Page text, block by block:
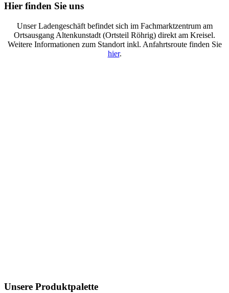
Hier finden Sie uns
Unser Ladengeschäft befindet sich im Fachmarktzentrum am
Ortsausgang Altenkunstadt (Ortsteil Röhrig) direkt am Kreisel.
Weitere Informationen zum Standort inkl. Anfahrtsroute finden Sie
hier.
Unsere Produktpalette